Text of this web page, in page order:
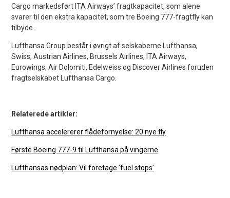
Cargo markedsført ITA Airways’ fragtkapacitet, som alene
svarer til den ekstra kapacitet, som tre Boeing 777-fragtfly kan
tilbyde.
Lufthansa Group består i øvrigt af selskaberne Lufthansa,
Swiss, Austrian Airlines, Brussels Airlines, ITA Airways,
Eurowings, Air Dolomiti, Edelweiss og Discover Airlines foruden
fragtselskabet Lufthansa Cargo.
Relaterede artikler:
Lufthansa accelererer flådefornyelse: 20 nye fly
Første Boeing 777-9 til Lufthansa på vingerne
Lufthansas nødplan: Vil foretage ’fuel stops’